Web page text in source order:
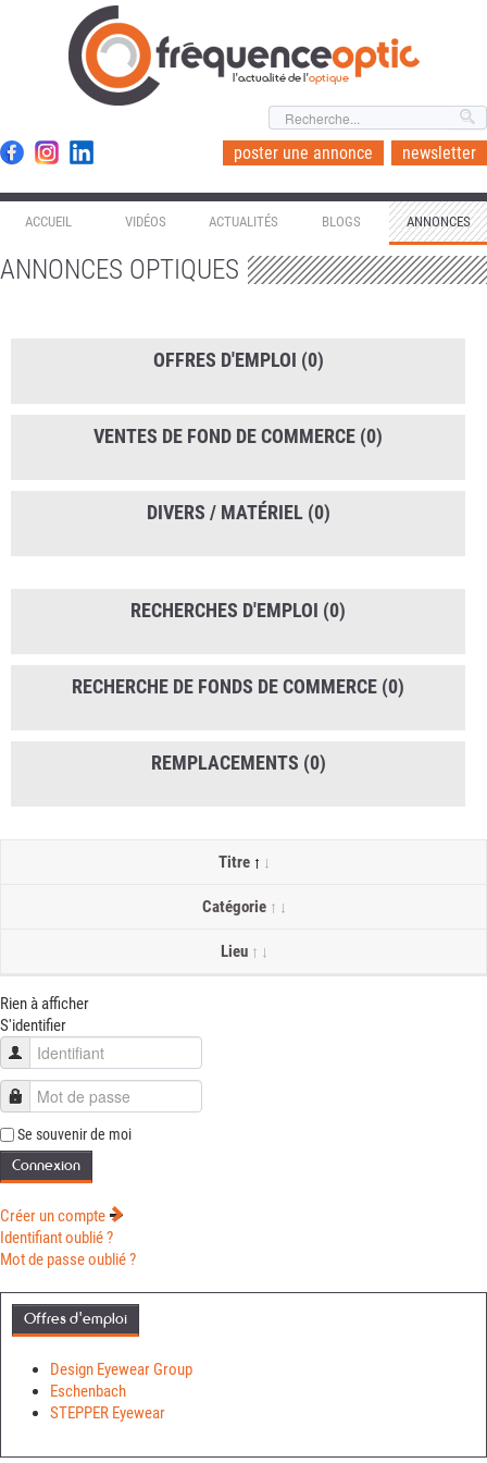
l'actualité de l'optique
poster une annonce newsletter
ACCUEIL VIDÉOS ACTUALITÉS BLOGS ANNONCES
ANNONCES OPTIQUES
OFFRES D'EMPLOI (0)
VENTES DE FOND DE COMMERCE (0)
DIVERS / MATÉRIEL (0)
RECHERCHES D'EMPLOI (0)
RECHERCHE DE FONDS DE COMMERCE (0)
REMPLACEMENTS (0)
Titre
Catégorie
Lieu
Rien à afficher
S'identifier
Identifiant
Mot de passe
Se souvenir de moi
Connexion
Créer un compte
Identifiant oublié ?
Mot de passe oublié ?
Offres d'emploi
Design Eyewear Group
Eschenbach
STEPPER Eyewear